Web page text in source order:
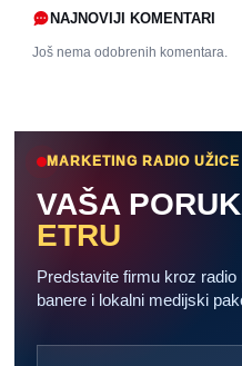
NAJNOVIJI KOMENTARI
Još nema odobrenih komentara.
MARKETING RADIO UŽICE
VAŠA
ETRU
Predstavite firmu kroz
banere i lokalni medijski